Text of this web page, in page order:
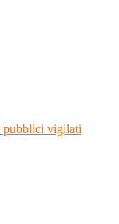
pubblici vigilati